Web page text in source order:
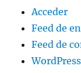
Acceder
Feed de
Feed de